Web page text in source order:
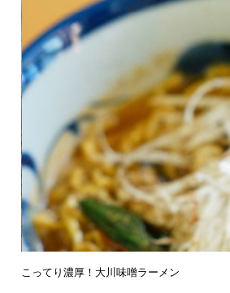
こってり濃厚！大川味噌ラーメン